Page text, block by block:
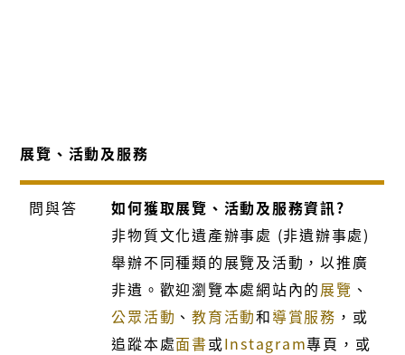
展覽、活動及服務
問與答
如何獲取展覽、活動及服務資訊?
非物質文化遺產辦事處 (非遺辦事處)
舉辦不同種類的展覽及活動，以推廣
非遺。歡迎瀏覽本處網站內的展覽 、
公眾活動 、教育活動和導賞服務 ，或
追蹤本處面書或Instagram專頁，或